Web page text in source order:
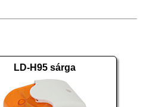
LD-H95 sárga